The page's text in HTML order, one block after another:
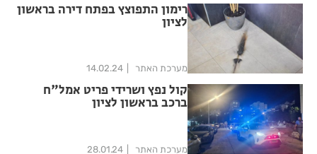
רימון התפוצץ בפתח דירה בראשון
לציון
מערכת האתר 14.02.24
קול נפץ ושרידי פריט אמל"ח
ברכב בראשון לציון
מערכת האתר 28.01.24